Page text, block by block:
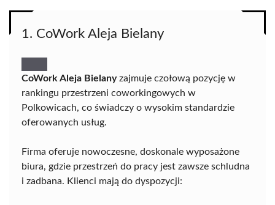
1. CoWork Aleja Bielany
CoWork Aleja Bielanyzajmuje czołową pozycję w
rankingu przestrzeni coworkingowych w
Polkowicach, co świadczy o wysokim standardzie
oferowanych usług.
Firma oferuje nowoczesne, doskonale wyposażone
biura, gdzie przestrzeń do pracy jest zawsze schludna
i zadbana. Klienci mają do dyspozycji: